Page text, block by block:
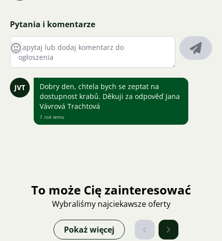
Pytania i komentarze
JVT
Dobry den, chtela bych se zeptat na
dostupnost krabů. Děkuji za odpověď Jana
Vávrová Trachtová
1 rok temu
To może Cię zainteresować
Wybraliśmy najciekawsze oferty
Pokaż więcej